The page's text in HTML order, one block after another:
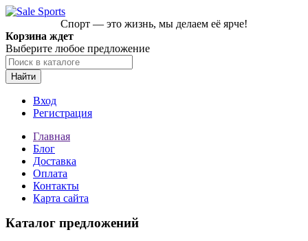
Спорт — это жизнь, мы делаем её ярче!
Корзина ждет
Выберите любое предложение
Найти
Вход
Регистрация
Главная
Блог
Доставка
Оплата
Контакты
Карта сайта
Каталог предложений